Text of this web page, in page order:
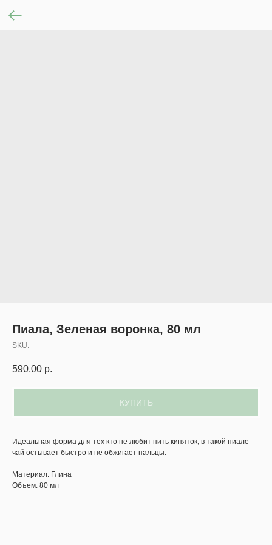
Пиала, Зеленая воронка, 80 мл
SKU:
590,00 р.
КУПИТЬ
Идеальная форма для тех кто не любит пить кипяток, в такой пиале
чай остывает быстро и не обжигает пальцы.
Материал: Глина
Объем: 80 мл